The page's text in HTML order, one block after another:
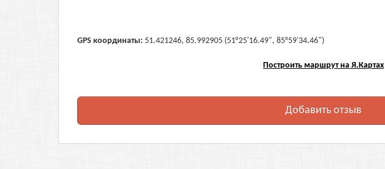
GPS координаты: 51.421246, 85.992905 (51°25'16.49", 85°59'34.46")
Построить маршрут на Я.Картах
Добавить отзыв